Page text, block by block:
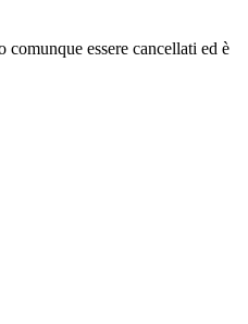
essere cancellati ed è